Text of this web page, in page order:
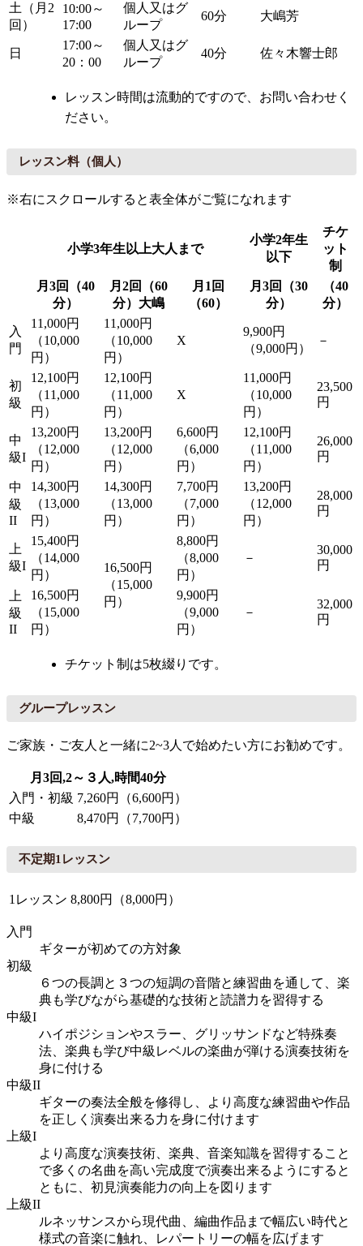
土（月2
回）
10:00～
17:00
個人又はグ
ループ
60分 大嶋芳
日
17:00～
20：00
個人又はグ
ループ
40分 佐々木響士郎
レッスン時間は流動的ですので、お問い合わせく
ださい。
レッスン料（個人）
※右にスクロールすると表全体がご覧になれます
小学3年生以上大人まで
小学2年生
以下
チケ
ット
制
月3回（40
分）
月2回（60
分）大嶋
月1回
（60）
月3回（30
分）
（40
分）
入
門
11,000円
（10,000
円）
11,000円
（10,000
円）
X
9,900円
（9,000円）
－
初
級
12,100円
（11,000
円）
12,100円
（11,000
円）
X
11,000円
（10,000
円）
23,500
円
中
級I
13,200円
（12,000
円）
13,200円
（12,000
円）
6,600円
（6,000
円）
12,100円
（11,000
円）
26,000
円
中
級
II
14,300円
（13,000
円）
14,300円
（13,000
円）
7,700円
（7,000
円）
13,200円
（12,000
円）
28,000
円
上
級I
15,400円
（14,000
円）
16,500円
（15,000
円）
8,800円
（8,000
円）
－
30,000
円
上
級
II
16,500円
（15,000
円）
9,900円
（9,000
円）
－
32,000
円
チケット制は5枚綴りです。
グループレッスン
ご家族・ご友人と一緒に2~3人で始めたい方にお勧めです。
月3回,2～３人,時間40分
入門・初級 7,260円（6,600円）
中級
8,470円（7,700円）
不定期1レッスン
1レッスン 8,800円（8,000円）
入門
ギターが初めての方対象
初級
６つの長調と３つの短調の音階と練習曲を通して、楽
典も学びながら基礎的な技術と読譜力を習得する
中級I
ハイポジションやスラー、グリッサンドなど特殊奏
法、楽典も学び中級レベルの楽曲が弾ける演奏技術を
身に付ける
中級II
ギターの奏法全般を修得し、より高度な練習曲や作品
を正しく演奏出来る力を身に付けます
上級I
より高度な演奏技術、楽典、音楽知識を習得すること
で多くの名曲を高い完成度で演奏出来るようにすると
ともに、初見演奏能力の向上を図ります
上級II
ルネッサンスから現代曲、編曲作品まで幅広い時代と
様式の音楽に触れ、レパートリーの幅を広げます